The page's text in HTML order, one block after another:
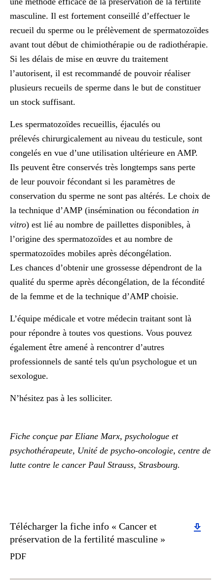
masculine. Il est fortement conseillé d’effectuer le
recueil du sperme ou le prélèvement de spermatozoïdes
avant tout début de chimiothérapie ou de radiothérapie.
Si les délais de mise en œuvre du traitement
l’autorisent, il est recommandé de pouvoir réaliser
plusieurs recueils de sperme dans le but de constituer
un stock suffisant.
Les spermatozoïdes recueillis, éjaculés ou
prélevés chirurgicalement au niveau du testicule, sont
congelés en vue d’une utilisation ultérieure en AMP.
Ils peuvent être conservés très longtemps sans perte
de leur pouvoir fécondant si les paramètres de
conservation du sperme ne sont pas altérés. Le choix de
la technique d’AMP (insémination ou fécondation in
vitro) est lié au nombre de paillettes disponibles, à
l’origine des spermatozoïdes et au nombre de
spermatozoïdes mobiles après décongélation.
Les chances d’obtenir une grossesse dépendront de la
qualité du sperme après décongélation, de la fécondité
de la femme et de la technique d’AMP choisie.
L’équipe médicale et votre médecin traitant sont là
pour répondre à toutes vos questions. Vous pouvez
également être amené à rencontrer d’autres
professionnels de santé tels qu'un psychologue et un
sexologue.
N’hésitez pas à les solliciter.
Fiche conçue par Eliane Marx, psychologue et
psychothérapeute, Unité de psycho-oncologie, centre de
lutte contre le cancer Paul Strauss, Strasbourg.
Download
Télécharger la fiche info « Cancer et
préservation de la fertilité masculine »
PDF